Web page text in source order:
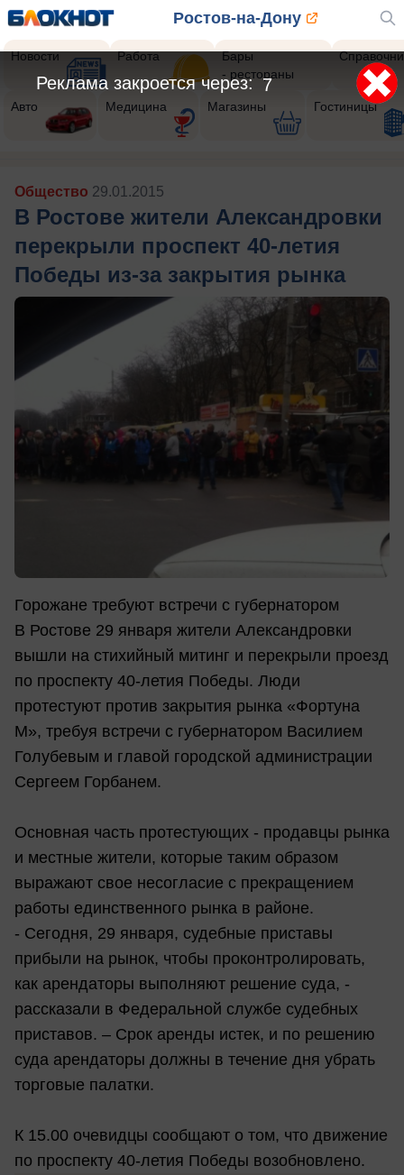
Ростов-на-Дону
Новости Работа
Бары
- рестораны
Авто Медицина Магазины Гостиницы
Общество 29.01.2015
В Ростове жители Александровки
перекрыли проспект 40-летия
Победы из-за закрытия рынка
Горожане требуют встречи с губернатором
В Ростове 29 января жители Александровки
вышли на стихийный митинг и перекрыли проезд
по проспекту 40-летия Победы. Люди
протестуют против закрытия рынка «Фортуна
М», требуя встречи с губернатором Василием
Голубевым и главой городской администрации
Сергеем Горбанем.
Основная часть протестующих - продавцы рынка
и местные жители, которые таким образом
выражают свое несогласие с прекращением
работы единственного рынка в районе.
- Сегодня, 29 января, судебные приставы
прибыли на рынок, чтобы проконтролировать,
как арендаторы выполняют решение суда, -
рассказали в Федеральной службе судебных
приставов. – Срок аренды истек, и по решению
суда арендаторы должны в течение дня убрать
торговые палатки.
К 15.00 очевидцы сообщают о том, что движение
по проспекту 40-летия Победы возобновлено.
5
Реклама закроется через: